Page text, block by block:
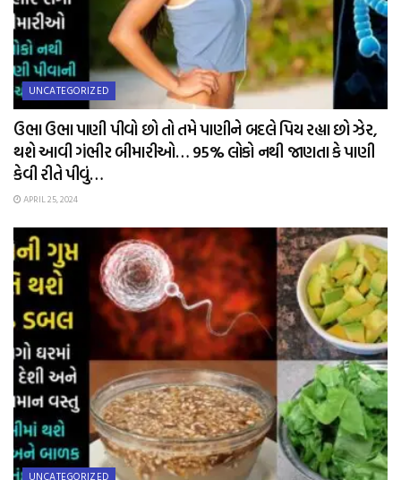
UNCATEGORIZED
ઉભા ઉભા પાણી પીવો છો તો તમે પાણીને બદલે પિય રહ્યા છો ઝેર,
થશે આવી ગંભીર બીમારીઓ… 95% લોકો નથી જાણતા કે પાણી
કેવી રીતે પીવું…
APRIL 25, 2024
UNCATEGORIZED